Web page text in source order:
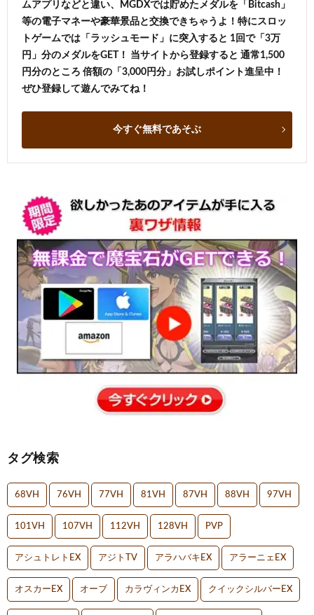
ムアプリなどと違い、MGDXでは貯めたメダルを「Bitcash」
等の電子マネーや豪華景品と交換できちゃうよ！特にスロッ
トゲームでは「ラッシュモード」に突入すると 1回で「3万
円」分のメダルをGET！ 当サイトから登録すると 通常1,500
円分のところ 倍額の「3,000円分」お試しポイント進呈中！
ぜひ登録して遊んでみてね！
今すぐ無料であそぶ
タグ検索
68VH 76VH 77VH 81VH 87VH 88VH 97VH
101VH 107VH 112VH 128VH PVP
アシュトレトEX アジトTV アラハバキEX アラーニェEX
オスカーEX オーブ カラヴィンカEX クイックシルバーEX